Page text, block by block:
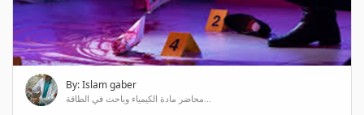
By: Islam gaber
محاضر مادة الكيمياء وباحث في الطاقة...